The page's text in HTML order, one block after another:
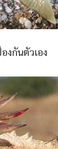
งกันตัวเอง